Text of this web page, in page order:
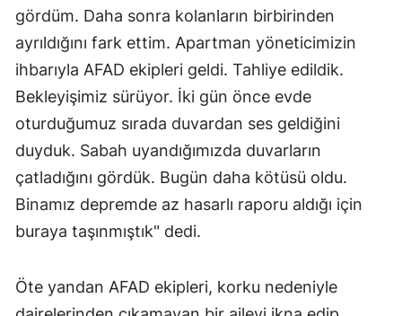
gördüm. Daha sonra kolanların birbirinden
ayrıldığını fark ettim. Apartman yöneticimizin
ihbarıyla AFAD ekipleri geldi. Tahliye edildik.
Bekleyişimiz sürüyor. İki gün önce evde
oturduğumuz sırada duvardan ses geldiğini
duyduk. Sabah uyandığımızda duvarların
çatladığını gördük. Bugün daha kötüsü oldu.
Binamız depremde az hasarlı raporu aldığı için
buraya taşınmıştık" dedi.
Öte yandan AFAD ekipleri, korku nedeniyle